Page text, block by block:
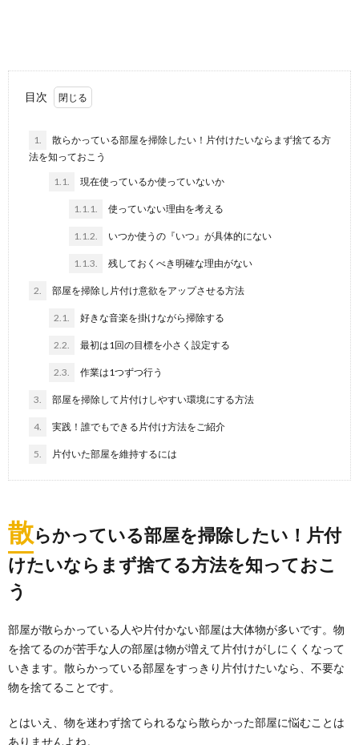
曹で冷蔵庫内もピカピカ
むべき？対処方法を紹介
ときは業者に頼んだほうがいいのでしょうか？ 臭...
目次
1.
散らかっている部屋を掃除したい！片付けたいならまず捨てる方
法を知っておこう
1.1. 現在使っているか使っていないか
1.1.1. 使っていない理由を考える
1.1.2. いつか使うの『いつ』が具体的にない
1.1.3. 残しておくべき明確な理由がない
2. 部屋を掃除し片付け意欲をアップさせる方法
2.1. 好きな音楽を掛けながら掃除する
2.2. 最初は1回の目標を小さく設定する
2.3. 作業は1つずつ行う
3. 部屋を掃除して片付けしやすい環境にする方法
4. 実践！誰でもできる片付け方法をご紹介
5. 片付いた部屋を維持するには
散らかっている部屋を掃除したい！片付
けたいならまず捨てる方法を知っておこ
う
部屋が散らかっている人や片付かない部屋は大体物が多いです。物
を捨てるのが苦手な人の部屋は物が増えて片付けがしにくくなって
いきます。散らかっている部屋をすっきり片付けたいなら、不要な
物を捨てることです。
とはいえ、物を迷わず捨てられるなら散らかった部屋に悩むことは
ありませんよね。